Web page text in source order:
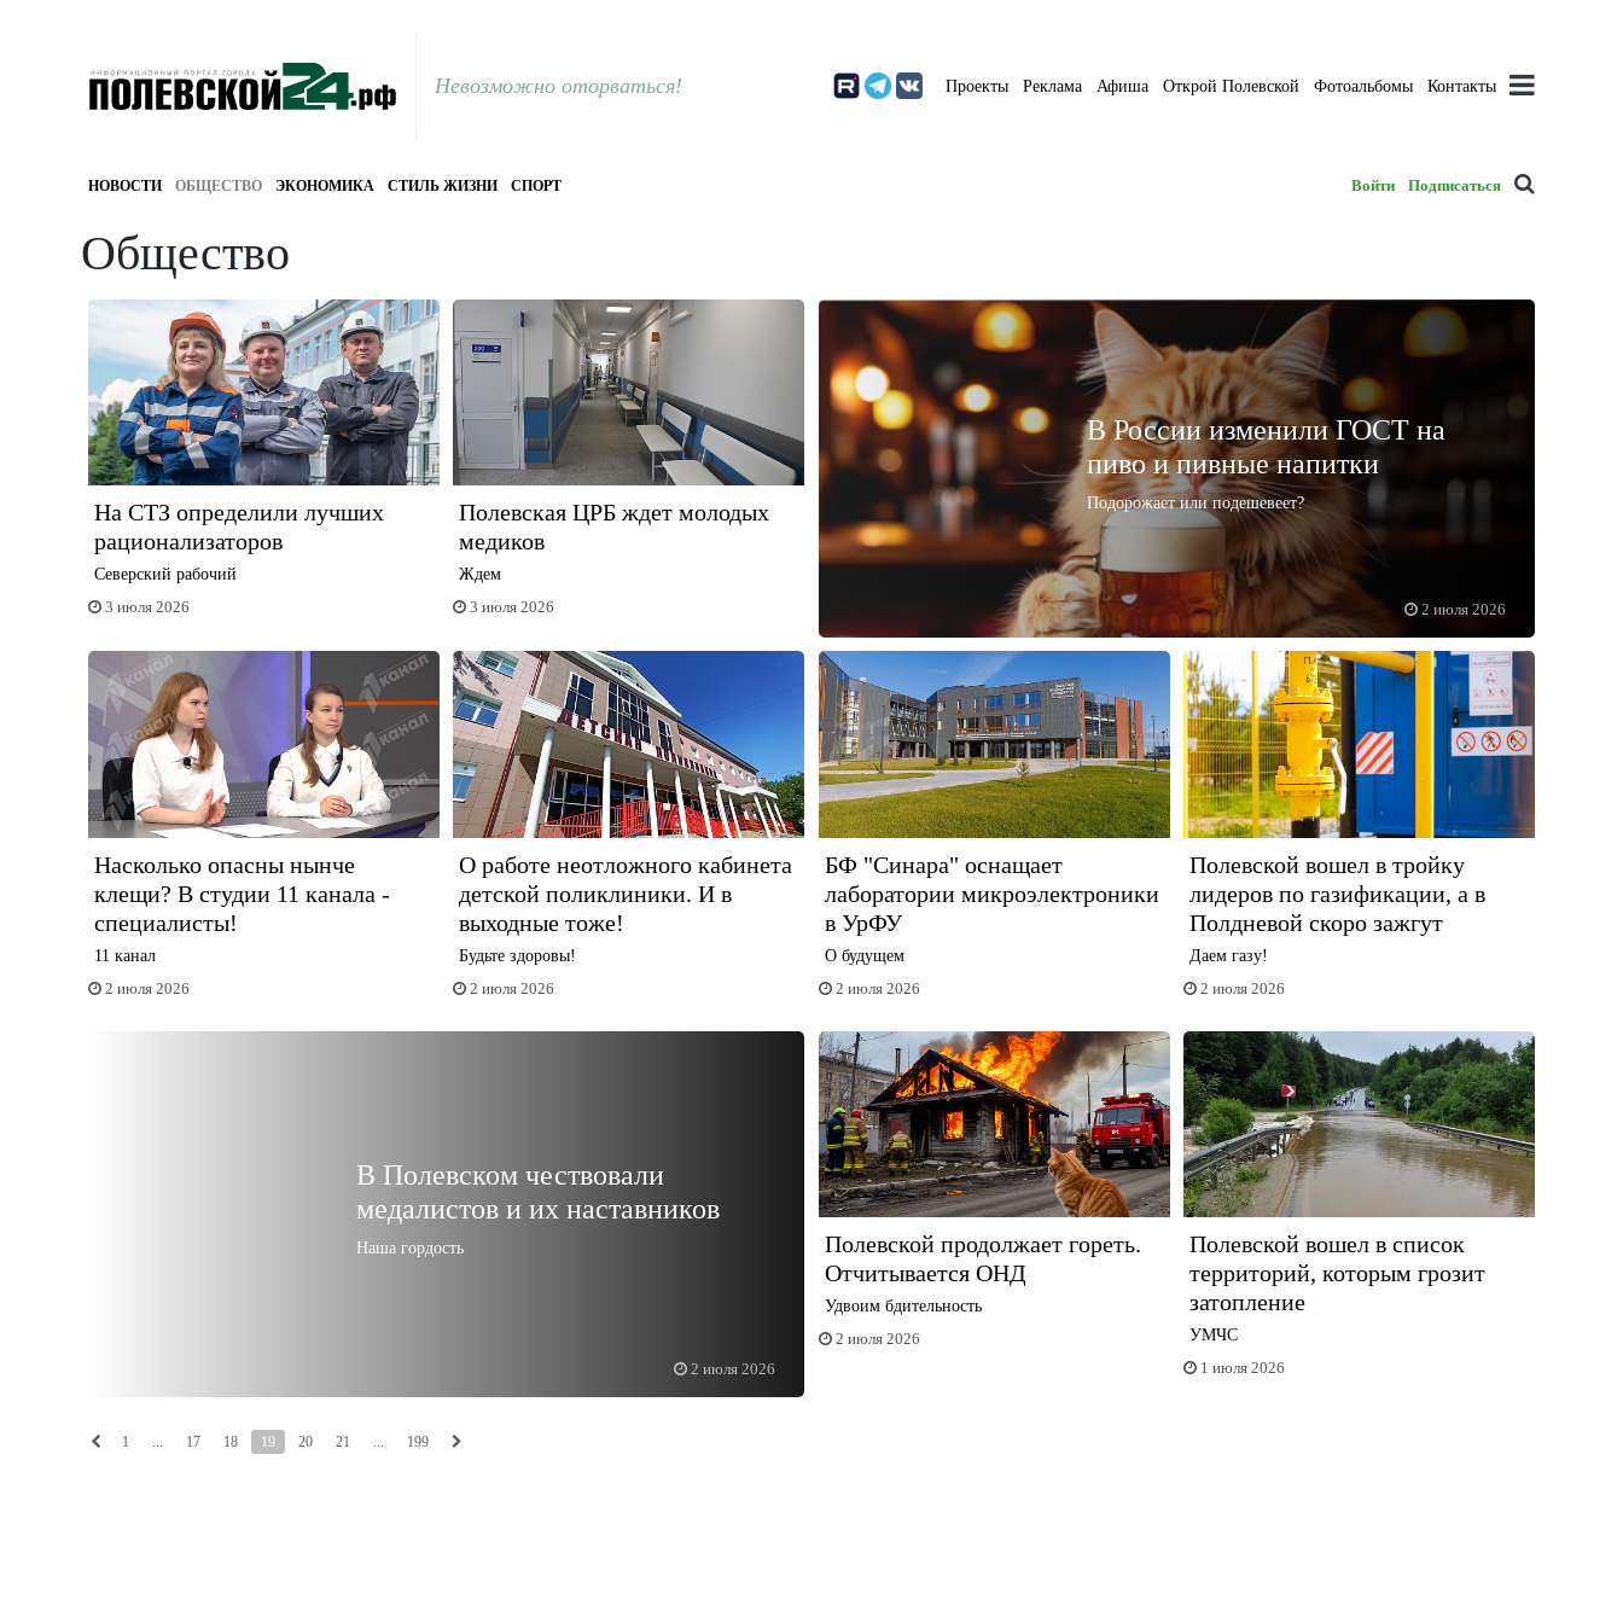
Невозможно оторваться! Проекты Реклама Афиша Открой Полевской Фотоальбомы Контакты
НОВОСТИ ОБЩЕСТВО ЭКОНОМИКА СТИЛЬ ЖИЗНИ СПОРТ Войти Подписаться
Общество
На СТЗ определили лучших
рационализаторов
Северский рабочий
3 июля 2026
Полевская ЦРБ ждет молодых
медиков
Ждем
3 июля 2026
2 июля 2026
В России изменили ГОСТ на
пиво и пивные напитки
Подорожает или подешевеет?
Насколько опасны нынче
клещи? В студии 11 канала -
специалисты!
11 канал
2 июля 2026
О работе неотложного кабинета
детской поликлиники. И в
выходные тоже!
Будьте здоровы!
2 июля 2026
БФ "Синара" оснащает
лаборатории микроэлектроники
в УрФУ
О будущем
2 июля 2026
Полевской вошел в тройку
лидеров по газификации, а в
Полдневой скоро зажгут
Даем газу!
2 июля 2026
2 июля 2026
В Полевском чествовали
медалистов и их наставников
Наша гордость
Полевской продолжает гореть.
Отчитывается ОНД
Удвоим бдительность
2 июля 2026
Полевской вошел в список
территорий, которым грозит
затопление
УМЧС
1 июля 2026
1 17 18 19 20 21 199